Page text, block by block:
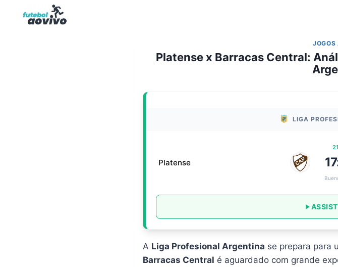
JOGOS
Platense x Barracas Central:
LIGA
Platense
A Liga Profesional Argentina se prepara para
Barracas Central é aguardado com grande